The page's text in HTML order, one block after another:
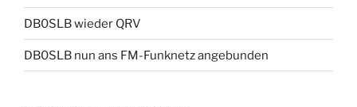
DB0SLB wieder QRV
DB0SLB nun ans FM-Funknetz angebunden